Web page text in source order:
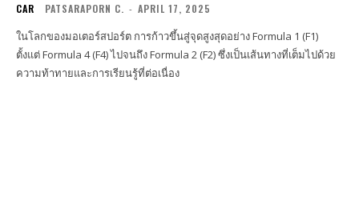
CAR PATSARAPORN C. - APRIL 17, 2025
​ในโลกของมอเตอร์สปอร์ต การก้าวขึ้นสู่จุดสูงสุดอย่าง Formula 1 (F1)
ตั้งแต่ Formula 4 (F4) ไปจนถึง Formula 2 (F2) ซึ่งเป็นเส้นทางที่เต็มไปด้วย
ความท้าทายและการเรียนรู้ที่ต่อเนื่อง​